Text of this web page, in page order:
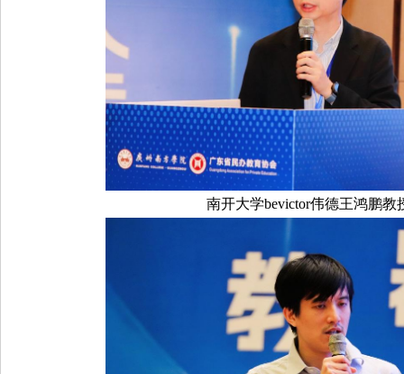
南开大学bevictor伟德王鸿鹏教